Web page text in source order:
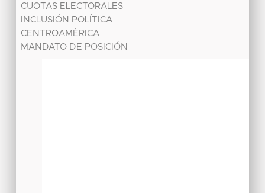
CUOTAS ELECTORALES
INCLUSIÓN POLÍTICA
CENTROAMÉRICA
MANDATO DE POSICIÓN